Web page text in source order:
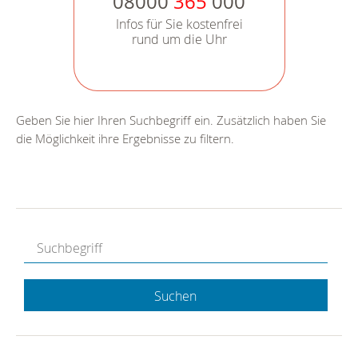
Infos für Sie kostenfrei
rund um die Uhr
Geben Sie hier Ihren Suchbegriff ein. Zusätzlich haben Sie
die Möglichkeit ihre Ergebnisse zu filtern.
Suchen